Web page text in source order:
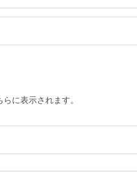
に表示されます。